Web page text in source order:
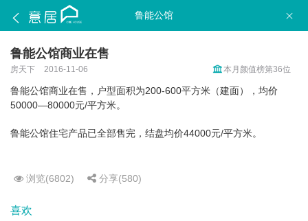
鲁能公馆
鲁能公馆商业在售
房天下 2016-11-06 本月颜值榜第36位
鲁能公馆商业在售，户型面积为200-600平方米（建面），均价
50000—80000元/平方米。
鲁能公馆住宅产品已全部售完，结盘均价44000元/平方米。
浏览(6802) 分享(580)
喜欢